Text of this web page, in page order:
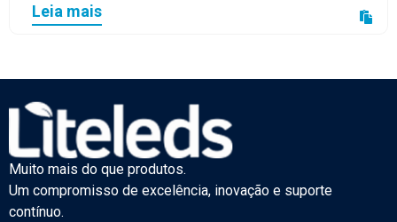
Leia mais
Muito mais do que produtos.
Um compromisso de excelência, inovação e suporte
contínuo.